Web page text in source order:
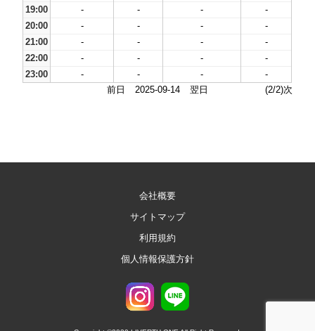
19:00
- - -
-
20:00
- - -
-
21:00
- - -
-
22:00
- - -
-
23:00
- - -
-
前日
2025-09-14 翌日 (2/2)次
会社概要
サイトマップ
利用規約
個人情報保護方針